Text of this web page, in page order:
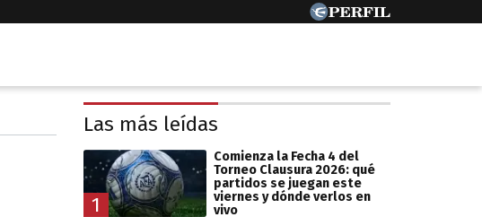
Las más leídas
1
Comienza la Fecha 4 del
Torneo Clausura 2026: qué
partidos se juegan este
viernes y dónde verlos en
vivo